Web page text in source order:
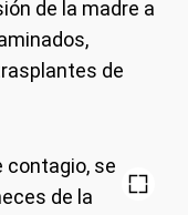
de la madre a
de